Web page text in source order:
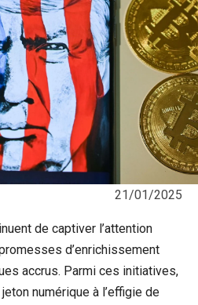
21/01/2025
de captiver l’attention
d’enrichissement
accrus. Parmi ces initiatives,
jeton numérique à l’effigie de